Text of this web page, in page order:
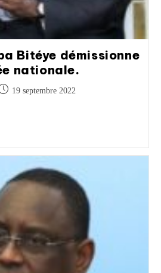
Bitéye démissionne
nationale.
19 septembre 2022